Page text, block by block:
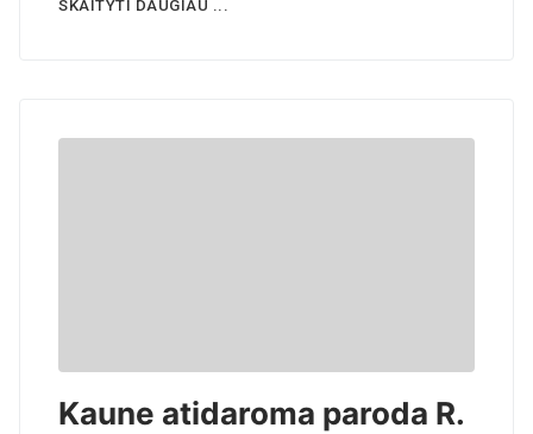
SKAITYTI DAUGIAU ...
Kaune atidaroma paroda R.